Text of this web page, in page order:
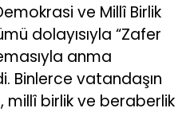
ve Millî Birlik
dolayısıyla “Zafer
anma
Binlerce vatandaşın
millî birlik ve beraberlik